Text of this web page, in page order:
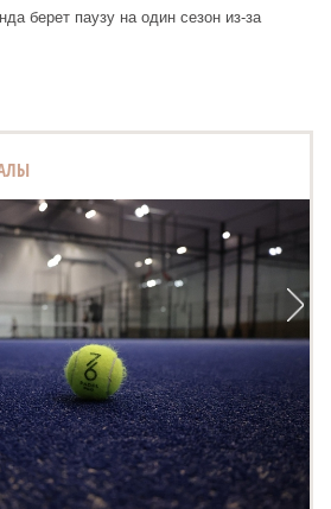
берет паузу на один сезон из-за